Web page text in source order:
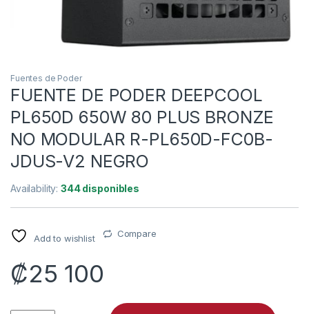
Fuentes de Poder
FUENTE DE PODER DEEPCOOL
PL650D 650W 80 PLUS BRONZE
NO MODULAR R-PL650D-FC0B-
JDUS-V2 NEGRO
Availability:344 disponibles
Add to wishlist Compare
₡25 100